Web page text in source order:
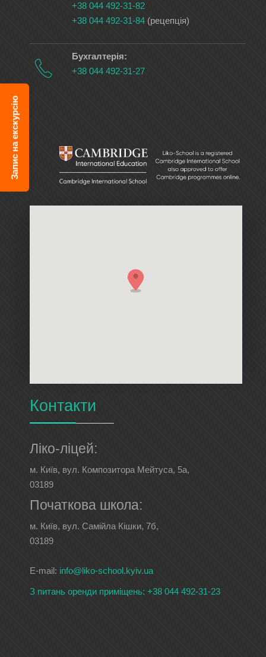
Запис на екскурсію
+38 044 492-31-82
+38 044 492-31-84 (рецепція)
Бухгалтерія:
+38 044 492-31-27
Контакти
Ліко-ліцей:
м. Київ, вул. Композитора Мейтуса, 5а,
03189
Початкова школа:
м. Київ, вул. Самійла Кішки, 7б,
03189
E-mail: info@liko-school.kyiv.ua
З питань оренди приміщень: +38 044 492-31-23